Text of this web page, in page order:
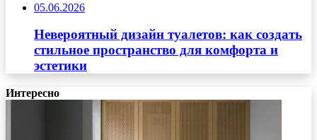
05.06.2026
Невероятный дизайн туалетов: как создать
стильное пространство для комфорта и
эстетики
Интересно